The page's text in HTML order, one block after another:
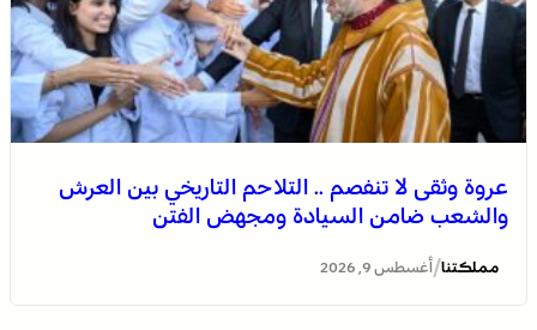
عروة وثقى لا تنفصم .. التلاحم التاريخي بين العرش
والشعب ضامن السيادة ومجهض الفتن
مملكتنا/ أغسطس 9, 2026
مشروع أمريكي جديد ضد البوليساريو